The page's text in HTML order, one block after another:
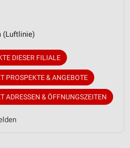
(Luftlinie)
DIESER FILIALE
PROSPEKTE & ANGEBOTE
ADRESSEN & ÖFFNUNGSZEITEN